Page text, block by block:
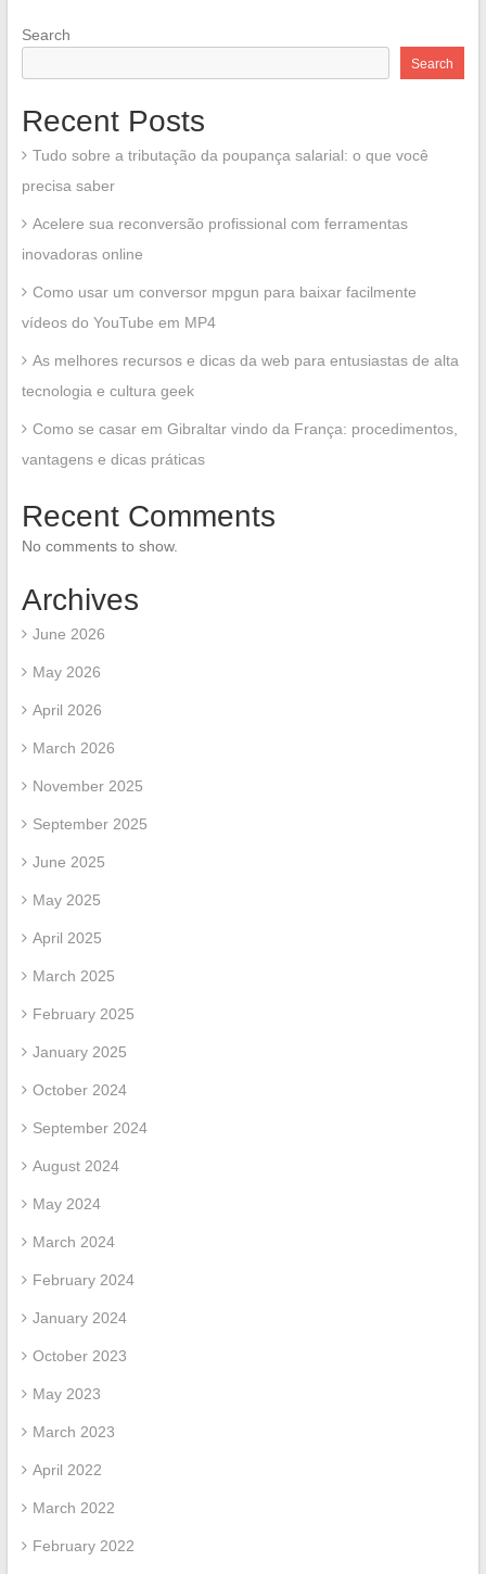
Search
Search
Recent Posts
Tudo sobre a tributação da poupança salarial: o que você
precisa saber
Acelere sua reconversão profissional com ferramentas
inovadoras online
Como usar um conversor mpgun para baixar facilmente
vídeos do YouTube em MP4
As melhores recursos e dicas da web para entusiastas de alta
tecnologia e cultura geek
Como se casar em Gibraltar vindo da França: procedimentos,
vantagens e dicas práticas
Recent Comments
No comments to show.
Archives
June 2026
May 2026
April 2026
March 2026
November 2025
September 2025
June 2025
May 2025
April 2025
March 2025
February 2025
January 2025
October 2024
September 2024
August 2024
May 2024
March 2024
February 2024
January 2024
October 2023
May 2023
March 2023
April 2022
March 2022
February 2022